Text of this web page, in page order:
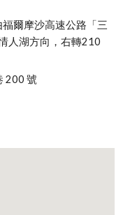
爾摩沙高速公路「三
人湖方向，右轉210
200 號